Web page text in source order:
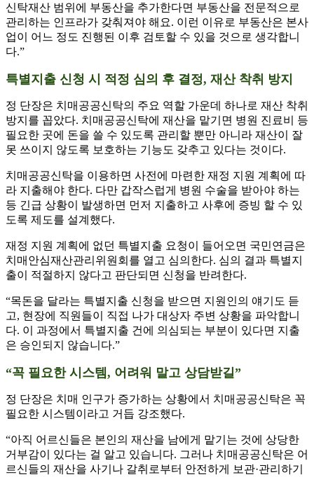
신탁재산 범위에 부동산을 추가한다면 부동산을 전문적으로
관리하는 인프라가 갖춰져야 해요. 이런 이유로 부동산은 본사
업이 어느 정도 진행된 이후 검토할 수 있을 것으로 생각합니
다.”
특별지출 신청 시 적정 심의 후 결정, 재산 착취 방지
정 단장은 치매공공신탁의 주요 역할 가운데 하나로 재산 착취
방지를 꼽았다. 치매공공신탁에 재산을 맡기면 병원 진료비 등
필요한 곳에 돈을 쓸 수 있도록 관리할 뿐만 아니라 재산이 잘
못 쓰이지 않도록 보호하는 기능도 갖추고 있다는 것이다.
치매공공신탁을 이용하면 사전에 마련한 재정 지원 계획에 따
라 지출해야 한다. 다만 갑작스럽게 병원 수술을 받아야 하는
등 긴급 상황이 발생하면 먼저 지출하고 사후에 증빙 할 수 있
도록 제도를 설계했다.
재정 지원 계획에 없던 특별지출 요청이 들어오면 국민연금은
치매안심재산관리위원회를 열고 심의한다. 심의 결과 특별지
출이 적절하지 않다고 판단되면 신청을 반려한다.
“목돈을 달라는 특별지출 신청을 받으면 지원인의 얘기도 듣
고, 현장에 직원들이 직접 나가 대상자 주변 상황을 파악합니
다. 이 과정에서 특별지출 건에 의심되는 부분이 있다면 지출
은 승인되지 않습니다.”
“꼭 필요한 시스템, 어려워 말고 상담받길”
정 단장은 치매 인구가 증가하는 상황에서 치매공공신탁은 꼭
필요한 시스템이라고 거듭 강조했다.
“아직 어르신들은 본인의 재산을 남에게 맡기는 것에 상당한
거부감이 있다는 걸 알고 있습니다. 그러나 치매공공신탁은 어
르신들의 재산을 사기나 갈취로부터 안전하게 보관·관리하기